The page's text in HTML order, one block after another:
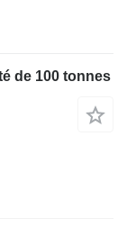
de 100 tonnes